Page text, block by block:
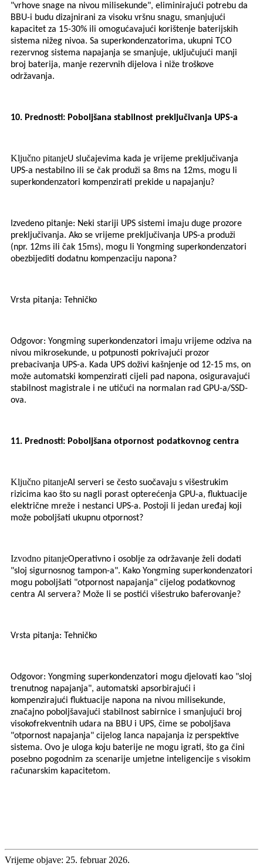
"vrhove snage na nivou milisekunde", eliminirajući potrebu da
BBU-i budu dizajnirani za visoku vršnu snagu, smanjujući
kapacitet za 15-30% ili omogućavajući korištenje baterijskih
sistema nižeg nivoa. Sa superkondenzatorima, ukupni TCO
rezervnog sistema napajanja se smanjuje, uključujući manji
broj baterija, manje rezervnih dijelova i niže troškove
održavanja.
10. Prednosti: Poboljšana stabilnost preključivanja UPS-a
Ključno pitanjeU slučajevima kada je vrijeme preključivanja
UPS-a nestabilno ili se čak produži sa 8ms na 12ms, mogu li
superkondenzatori kompenzirati prekide u napajanju?
Izvedeno pitanje: Neki stariji UPS sistemi imaju duge prozore
preključivanja. Ako se vrijeme preključivanja UPS-a produži
(npr. 12ms ili čak 15ms), mogu li Yongming superkondenzatori
obezbijediti dodatnu kompenzaciju napona?
Vrsta pitanja: Tehničko
Odgovor: Yongming superkondenzatori imaju vrijeme odziva na
nivou mikrosekunde, u potpunosti pokrivajući prozor
prebacivanja UPS-a. Kada UPS doživi kašnjenje od 12-15 ms, on
može automatski kompenzirati cijeli pad napona, osiguravajući
stabilnost magistrale i ne utičući na normalan rad GPU-a/SSD-
ova.
11. Prednosti: Poboljšana otpornost podatkovnog centra
Ključno pitanjeAI serveri se često suočavaju s višestrukim
rizicima kao što su nagli porast opterećenja GPU-a, fluktuacije
električne mreže i nestanci UPS-a. Postoji li jedan uređaj koji
može poboljšati ukupnu otpornost?
Izvodno pitanjeOperativno i osoblje za održavanje želi dodati
"sloj sigurnosnog tampon-a". Kako Yongming superkondenzatori
mogu poboljšati "otpornost napajanja" cijelog podatkovnog
centra AI servera? Može li se postići višestruko baferovanje?
Vrsta pitanja: Tehničko
Odgovor: Yongming superkondenzatori mogu djelovati kao "sloj
trenutnog napajanja", automatski apsorbirajući i
kompenzirajući fluktuacije napona na nivou milisekunde,
značajno poboljšavajući stabilnost sabirnice i smanjujući broj
visokofrekventnih udara na BBU i UPS, čime se poboljšava
"otpornost napajanja" cijelog lanca napajanja iz perspektive
sistema. Ovo je uloga koju baterije ne mogu igrati, što ga čini
posebno pogodnim za scenarije umjetne inteligencije s visokim
računarskim kapacitetom.
Vrijeme objave: 25. februar 2026.